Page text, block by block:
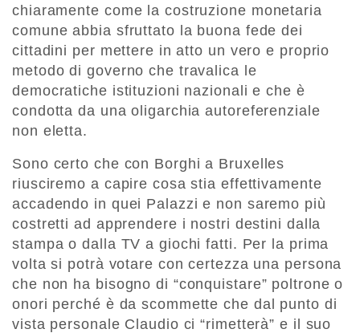
chiaramente come la costruzione monetaria
comune abbia sfruttato la buona fede dei
cittadini per mettere in atto un vero e proprio
metodo di governo che travalica le
democratiche istituzioni nazionali e che è
condotta da una oligarchia autoreferenziale
non eletta.
Sono certo che con Borghi a Bruxelles
riusciremo a capire cosa stia effettivamente
accadendo in quei Palazzi e non saremo più
costretti ad apprendere i nostri destini dalla
stampa o dalla TV a giochi fatti. Per la prima
volta si potrà votare con certezza una persona
che non ha bisogno di “conquistare” poltrone o
onori perché è da scommette che dal punto di
vista personale Claudio ci “rimetterà” e il suo